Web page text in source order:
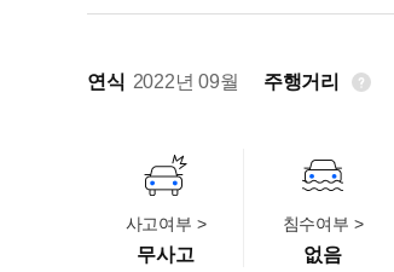
연식 2022년 09월 주행거리
사고여부 >
무사고
침수여부 >
없음